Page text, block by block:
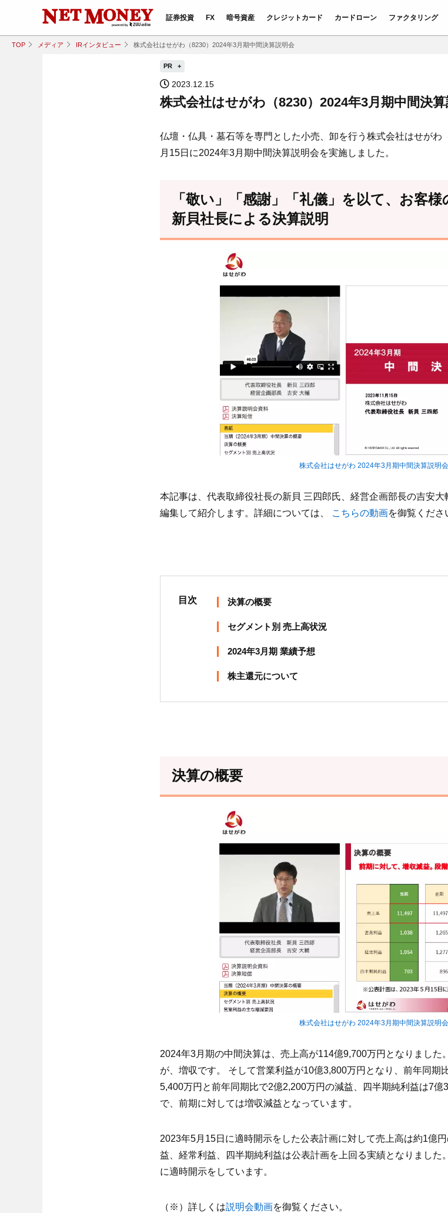
証券投資 FX 暗号資産 クレジットカード カードローン ファクタリング
TOP メディア IRインタビュー 株式会社はせがわ（8230）2024年3月期中間決算説明会
PR
2023.12.15
株式会社はせがわ（8230）2024年3月期中間決
仏壇・仏具・墓石等を専門とした小売、卸を行う株式会社はせが
月15日に2024年3月期中間決算説明会を実施しました。
「敬い」「感謝」「礼儀」を以て、お客
新貝社長による決算説明
株式会社はせがわ 2024年3月期中間決算説明
本記事は、代表取締役社長の新貝 三四郎氏、経営企画部長の吉安
編集して紹介します。詳細については、
こちらの動画を御覧くださ
目次 決算の概要
セグメント別 売上高状況
2024年3月期 業績予想
株主還元について
決算の概要
株式会社はせがわ 2024年3月期中間決算説明
2024年3月期の中間決算は、売上高が114億9,700万円となりました
が、増収です。 そして営業利益が10億3,800万円となり、前年同期
5,400万円と前年同期比で2億2,200万円の減益、四半期純利益は7
で、前期に対しては増収減益となっています。
2023年5月15日に適時開示をした公表計画に対して売上高は約1億
益、経常利益、四半期純利益は公表計画を上回る実績となりました
に適時開示をしています。
（※）詳しくは説明会動画を御覧ください。